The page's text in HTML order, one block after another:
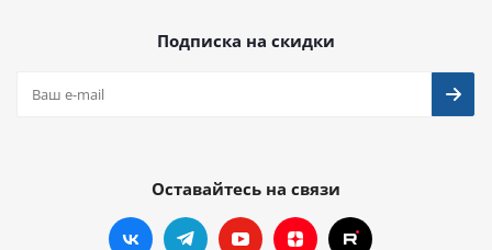
Подписка на скидки
Оставайтесь на связи